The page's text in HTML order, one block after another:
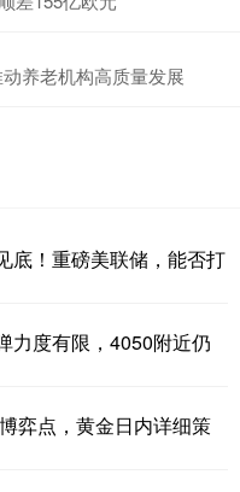
养老机构高质量发展
底！重磅美联储，能否打
力度有限，4050附近仍
弈点，黄金日内详细策